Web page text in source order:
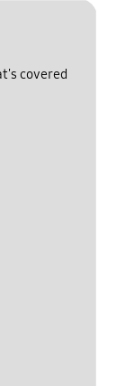
covered